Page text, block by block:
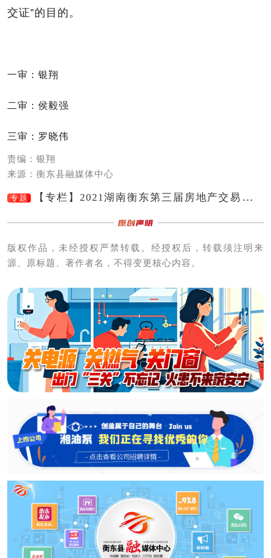
交证”的目的。
一审：银翔
二审：侯毅强
三审：罗晓伟
责编：银翔
来源：衡东县融媒体中心
专题
【专栏】2021湖南衡东第三届房地产交易展示
版权作品，未经授权严禁转载。经授权后，转载须注明来
源、原标题、著作者名，不得变更核心内容。